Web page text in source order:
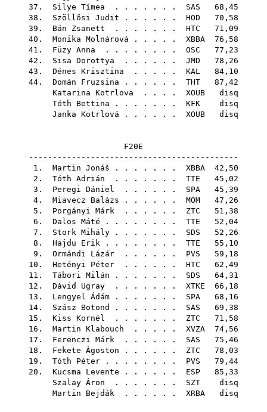
37. Silye Tímea . . . . . . . SAS 68,45
38. Szöllősi Judit . . . . . . HOD 70,58
39. Bán Zsanett . . . . . . . HTC 71,09
40. Monika Molnárová . . . . . XBBA 76,58
41. Füzy Anna . . . . . . . . OSC 77,23
42. Sisa Dorottya . . . . . . JMD 78,26
43. Dénes Krisztina . . . . . KAL 84,10
44. Domán Fruzsina . . . . . . THT 87,42
Katarina Kotrlova . . . . XOUB disq
Tóth Bettina . . . . . . . KFK disq
Janka Kotrlová . . . . . . XOUB disq
F20E
--------------------------------------------
1. Martin Jonáš . . . . . . . XBBA 42,50
2. Tóth Adrián . . . . . . . TTE 45,02
3. Peregi Dániel . . . . . . SPA 45,39
4. Miavecz Balázs . . . . . . MOM 47,26
5. Porgányi Márk . . . . . . ZTC 51,38
6. Dalos Máté . . . . . . . . TTE 52,04
7. Stork Mihály . . . . . . . SDS 52,26
8. Hajdu Erik . . . . . . . . TTE 55,10
9. Ormándi Lázár . . . . . . PVS 59,18
10. Hetényi Péter . . . . . . HTC 62,49
11. Tábori Milán . . . . . . . SDS 64,31
12. Dávid Ugray . . . . . . . XTKE 66,18
13. Lengyel Ádám . . . . . . . SPA 68,16
14. Szász Botond . . . . . . . SAS 69,38
15. Kiss Kornél . . . . . . . ZTC 71,58
16. Martin Klabouch . . . . . XVZA 74,56
17. Ferenczi Márk . . . . . . SAS 75,46
18. Fekete Ágoston . . . . . . ZTC 78,03
19. Tóth Péter . . . . . . . . PVS 79,44
20. Kucsma Levente . . . . . . ESP 85,33
Szalay Áron . . . . . . . SZT disq
Martin Bejdák . . . . . . XRBA disq